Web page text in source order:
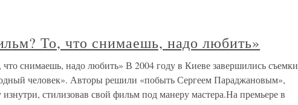
То, что снимаешь, надо любить»
снимаешь, надо любить» В 2004 году в Киеве завершились съемки
человек». Авторы решили «побыть Сергеем Параджановым»,
стилизовав свой фильм под манеру мастера.На премьере в